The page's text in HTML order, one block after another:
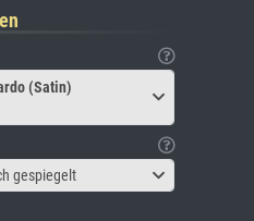
(Satin)
gespiegelt